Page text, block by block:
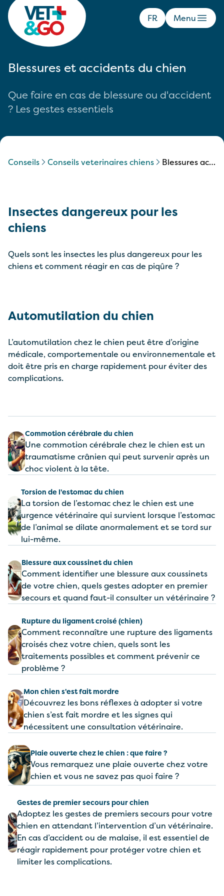
Menu
FR
Blessures et accidents du chien
Que faire en cas de blessure ou d'accident
? Les gestes essentiels
Conseils conseils veterinaires chiens blessures accidents chien
Insectes dangereux pour les
chiens
Quels sont les insectes les plus dangereux pour les
chiens et comment réagir en cas de piqûre ?
Automutilation du chien
L’automutilation chez le chien peut être d’origine
médicale, comportementale ou environnementale et
doit être pris en charge rapidement pour éviter des
complications.
Commotion cérébrale du chien
Une commotion cérébrale chez le chien est un
traumatisme crânien qui peut survenir après un
choc violent à la tête.
Torsion de l'estomac du chien
La torsion de l’estomac chez le chien est une
urgence vétérinaire qui survient lorsque l’estomac
de l’animal se dilate anormalement et se tord sur
lui-même.
Blessure aux coussinet du chien
Comment identifier une blessure aux coussinets
de votre chien, quels gestes adopter en premier
secours et quand faut-il consulter un vétérinaire ?
Rupture du ligament croisé (chien)
Comment reconnaître une rupture des ligaments
croisés chez votre chien, quels sont les
traitements possibles et comment prévenir ce
problème ?
Mon chien s'est fait mordre
Découvrez les bons réflexes à adopter si votre
chien s’est fait mordre et les signes qui
nécessitent une consultation vétérinaire.
Plaie ouverte chez le chien : que faire ?
Vous remarquez une plaie ouverte chez votre
chien et vous ne savez pas quoi faire ?
Gestes de premier secours pour chien
Adoptez les gestes de premiers secours pour votre
chien en attendant l’intervention d’un vétérinaire.
En cas d’accident ou de malaise, il est essentiel de
réagir rapidement pour protéger votre chien et
limiter les complications.